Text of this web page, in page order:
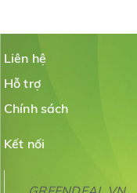
Liên hệ
Hỗ trợ
Chính sách
Kết nối